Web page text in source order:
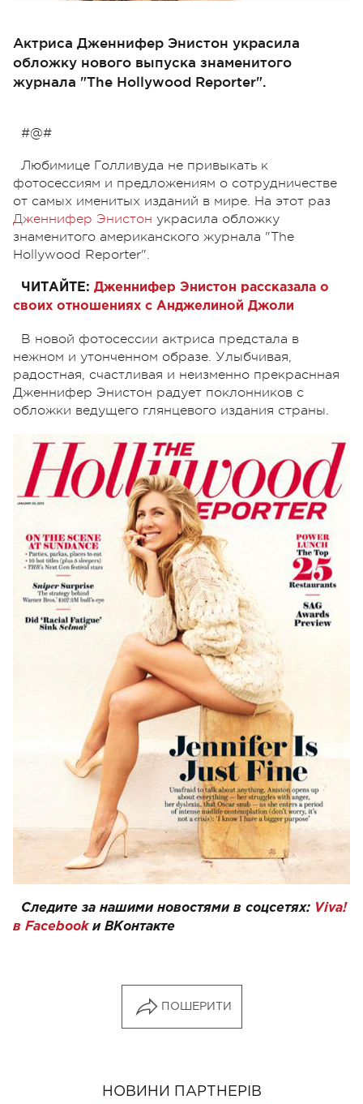
Актриса Дженнифер Энистон украсила
обложку нового выпуска знаменитого
журнала "The Hollywood Reporter".
#@#
Любимице Голливуда не привыкать к
фотосессиям и предложениям о сотрудничестве
от самых именитых изданий в мире. На этот раз
Дженнифер Энистон украсила обложку
знаменитого американского журнала "The
Hollywood Reporter".
ЧИТАЙТЕ: Дженнифер Энистон рассказала о
своих отношениях с Анджелиной Джоли
В новой фотосессии актриса предстала в
нежном и утонченном образе. Улыбчивая,
радостная, счастливая и неизменно прекраснная
Дженнифер Энистон радует поклонников с
обложки ведущего глянцевого издания страны.
Следите за нашими новостями в соцсетях: Viva!
в Facebookи ВКонтакте
ПОШЕРИТИ
НОВИНИ ПАРТНЕРІВ